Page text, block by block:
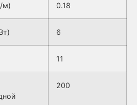
м) 0.18
6
11
200